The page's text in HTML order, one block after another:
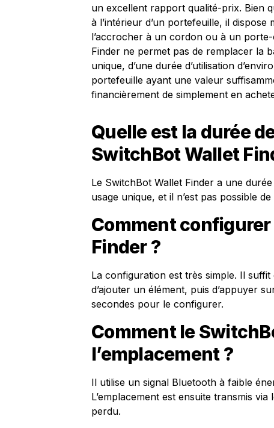
un excellent rapport qualité-prix. Bien
à l’intérieur d’un portefeuille, il dispose
l’accrocher à un cordon ou à un
Finder ne permet pas de remplacer la
unique, d’une durée d’utilisation
portefeuille ayant une valeur
financièrement de simplement en
Quelle est la durée
SwitchBot Wallet
Le SwitchBot Wallet Finder a une durée
usage unique, et il n’est pas possible
Comment
Finder ?
La configuration est très simple. Il
d’ajouter un élément, puis d’appuyer
secondes pour le configurer.
Comment le
l’emplacement ?
Il utilise un signal Bluetooth à faible
L’emplacement est ensuite transmis
perdu.